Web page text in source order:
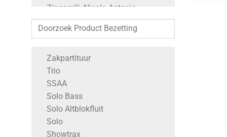
Zingarelli, Nicola Antonio
Zimmermann, Bernd Alois
Zimmer, Hans
Zhang, Ying
Zemlinsky, Alexander
Zeller, Carl
Zelenka, Jan Dismas
Zegree, Steve
Zedd, Maren Morris & Grey
Zechner, Johann Georg
Zakpartituur
Trio
SSAA
Solo Bass
Solo Altblokfluit
Solo
Showtrax